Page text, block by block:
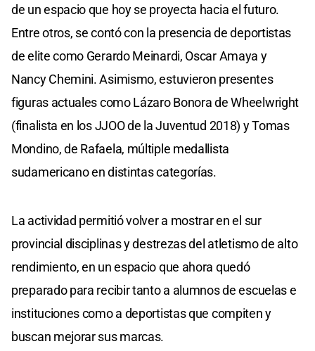
de un espacio que hoy se proyecta hacia el futuro.
Entre otros, se contó con la presencia de deportistas
de elite como Gerardo Meinardi, Oscar Amaya y
Nancy Chemini. Asimismo, estuvieron presentes
figuras actuales como Lázaro Bonora de Wheelwright
(finalista en los JJOO de la Juventud 2018) y Tomas
Mondino, de Rafaela, múltiple medallista
sudamericano en distintas categorías.
La actividad permitió volver a mostrar en el sur
provincial disciplinas y destrezas del atletismo de alto
rendimiento, en un espacio que ahora quedó
preparado para recibir tanto a alumnos de escuelas e
instituciones como a deportistas que compiten y
buscan mejorar sus marcas.